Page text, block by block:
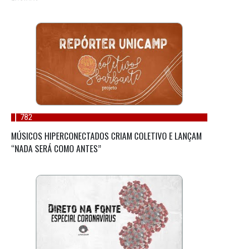
782
MÚSICOS HIPERCONECTADOS CRIAM COLETIVO E LANÇAM
“NADA SERÁ COMO ANTES”